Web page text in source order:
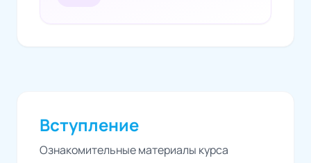
Вступление
Ознакомительные материалы курса